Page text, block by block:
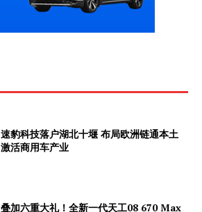
速豹科技落户湖北十堰 布局欧洲链通本土
激活商用车产业
叠加六重大礼！全新一代天工08 670 Max